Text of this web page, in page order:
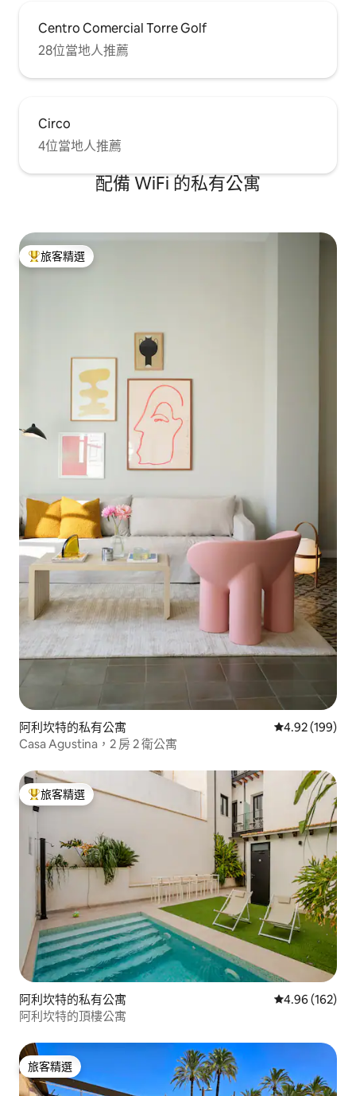
Centro Comercial Torre Golf
28位當地人推薦
Circo
4位當地人推薦
配備 WiFi 的私有公寓
旅客精選榜首
旅客精選
阿利坎特的私有公寓 從 199 則評價
4.92 (199)
Casa Agustina，2 房 2 衛公寓
旅客精選榜首
旅客精選
阿利坎特的私有公寓 從 162 則評價
4.96 (162)
阿利坎特的頂樓公寓
旅客精選
旅客精選